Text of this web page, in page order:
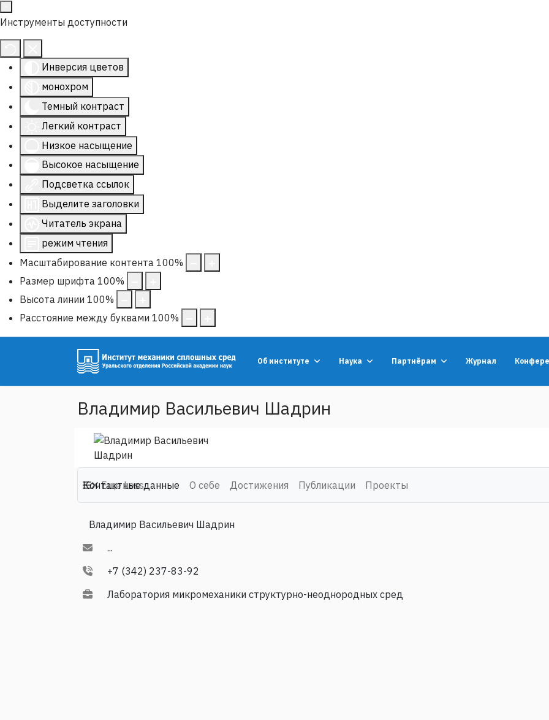
Инструменты доступности
Инверсия цветов
монохром
Темный контраст
Легкий контраст
Низкое насыщение
Высокое насыщение
Подсветка ссылок
Выделите заголовки
Читатель экрана
режим чтения
Масштабирование контента 100%
Размер шрифта 100%
Высота линии 100%
Расстояние между буквами 100%
Об институте Наука Партнёрам Журнал
Владимир Васильевич Шадрин
Контактные данные О себе Достижения Публикации Проекты
Еще Less
Владимир Васильевич Шадрин
...
+7 (342) 237-83-92
Лаборатория микромеханики структурно-неоднородных сред